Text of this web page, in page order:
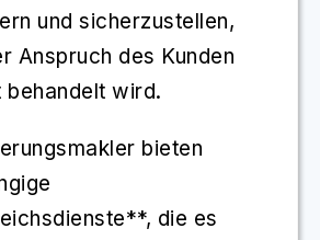
und sicherzustellen,
Anspruch des Kunden
behandelt wird.
bieten
die es